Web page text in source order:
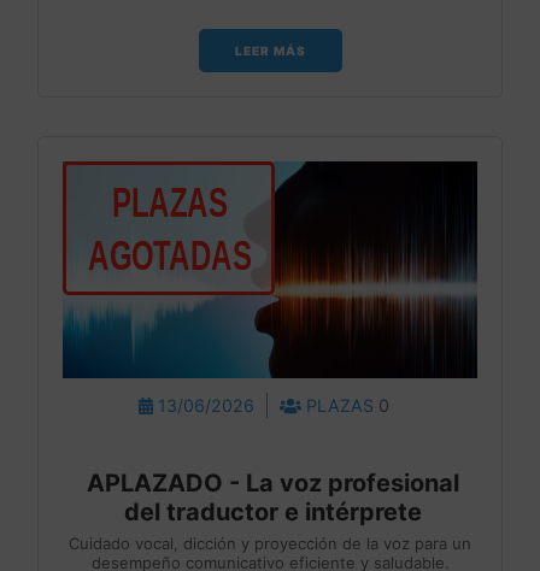
LEER MÁS
13/06/2026 PLAZAS 0
APLAZADO - La voz profesional
del traductor e intérprete
Cuidado vocal, dicción y proyección de la voz para un
desempeño comunicativo eficiente y saludable.